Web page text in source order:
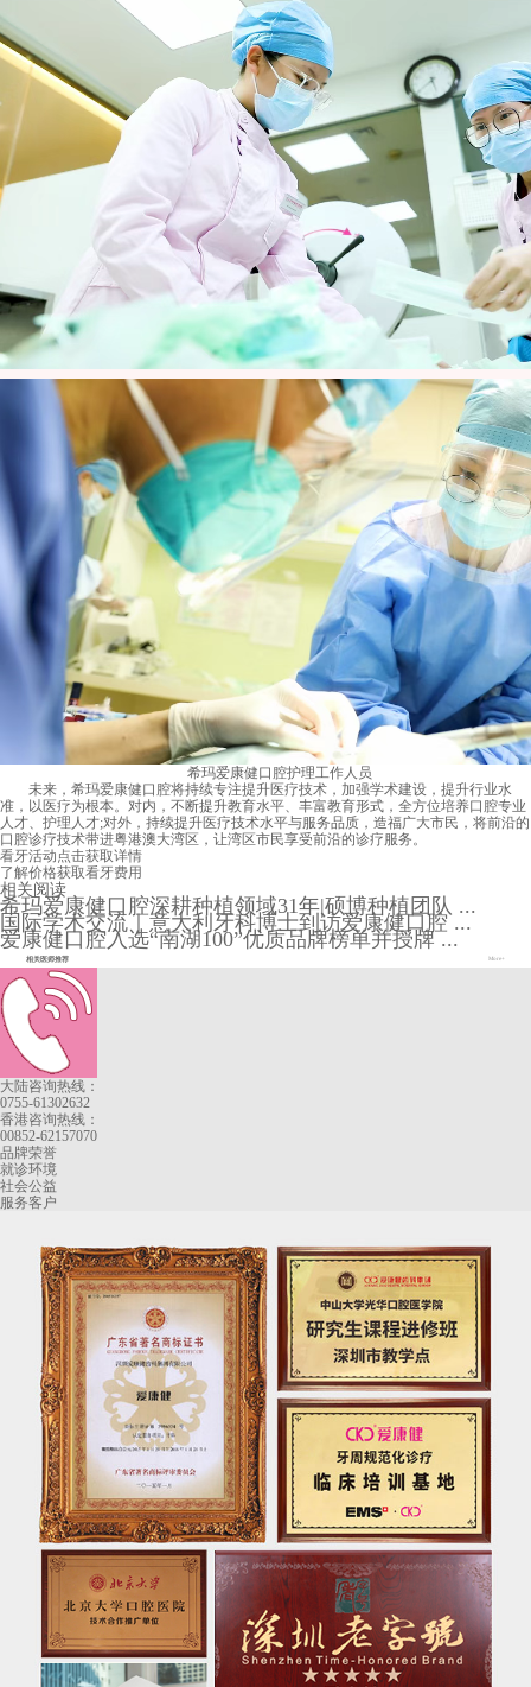
希玛爱康健口腔护理工作人员
未来，希玛爱康健口腔将持续专注提升医疗技术，加强学术建设，提升行业水
准，以医疗为根本。对内，不断提升教育水平、丰富教育形式，全方位培养口腔专业
人才、护理人才;对外，持续提升医疗技术水平与服务品质，造福广大市民，将前沿的
口腔诊疗技术带进粤港澳大湾区，让湾区市民享受前沿的诊疗服务。
看牙活动点击获取详情
了解价格获取看牙费用
相关阅读
希玛爱康健口腔深耕种植领域31年|硕博种植团队 ...
国际学术交流｜意大利牙科博士到访爱康健口腔 ...
爱康健口腔入选“南湖100”优质品牌榜单并授牌 ...
相关医师推荐 More+
大陆咨询热线：
0755-61302632
香港咨询热线：
00852-62157070
品牌荣誉
就诊环境
社会公益
服务客户